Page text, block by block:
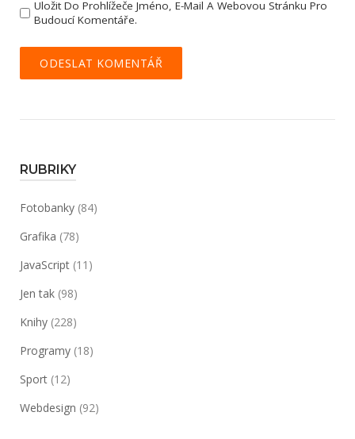
Uložit Do Prohlížeče Jméno, E-Mail A Webovou Stránku Pro
Budoucí Komentáře.
RUBRIKY
Fotobanky (84)
Grafika (78)
JavaScript (11)
Jen tak (98)
Knihy (228)
Programy (18)
Sport (12)
Webdesign (92)